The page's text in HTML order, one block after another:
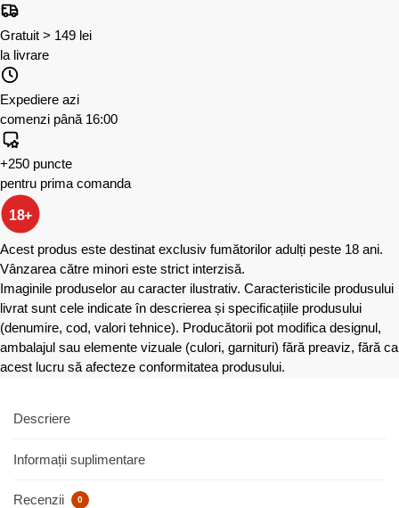
Gratuit > 149 lei
la livrare
Expediere azi
comenzi până 16:00
+250 puncte
pentru prima comanda
18+
Acest produs este destinat exclusiv fumătorilor adulți peste 18 ani.
Vânzarea către minori este strict interzisă.
Imaginile produselor au caracter ilustrativ. Caracteristicile produsului
livrat sunt cele indicate în descrierea și specificațiile produsului
(denumire, cod, valori tehnice). Producătorii pot modifica designul,
ambalajul sau elemente vizuale (culori, garnituri) fără preaviz, fără ca
acest lucru să afecteze conformitatea produsului.
Descriere
Informații suplimentare
Recenzii 0